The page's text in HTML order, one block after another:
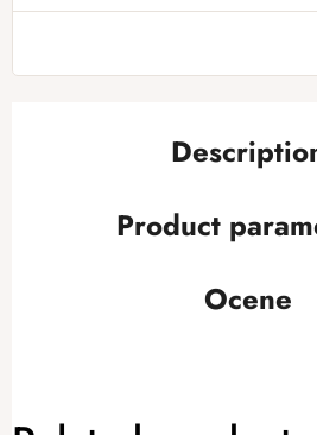
Measure price:
Product
Ocene